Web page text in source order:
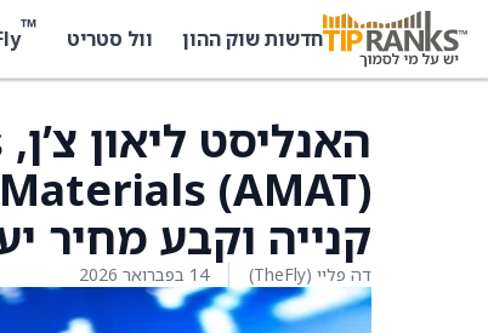
חדשות שוק ההון וול סטריט ™
קנייה וקבע מחיר יעד של
דה פליי (TheFly) 14 בפברואר 2026